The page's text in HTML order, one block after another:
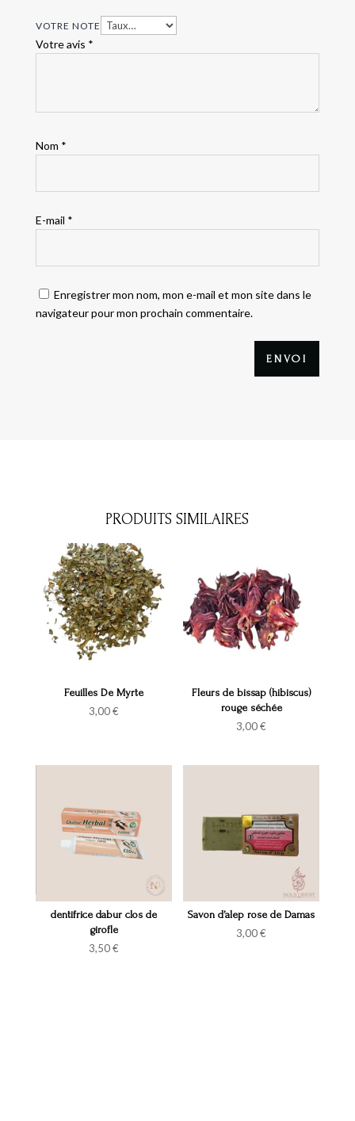
VOTRE NOTE
Votre avis *
Nom *
E-mail *
Enregistrer mon nom, mon e-mail et mon site dans le
navigateur pour mon prochain commentaire.
ENVOI
PRODUITS SIMILAIRES
Feuilles De Myrte
3,00€
Fleurs de bissap (hibiscus)
rouge séchée
3,00€
dentifrice dabur clos de
girofle
3,50€
Savon d’alep rose de Damas
3,00€